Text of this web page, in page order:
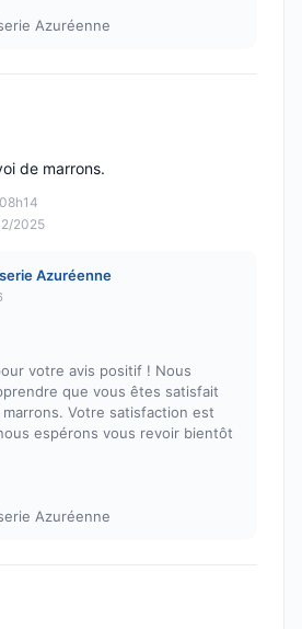
Azuréenne
2025
de marrons.
Azuréenne
votre avis positif ! Nous
que vous êtes satisfait
Votre satisfaction est
espérons vous revoir bientôt
Azuréenne